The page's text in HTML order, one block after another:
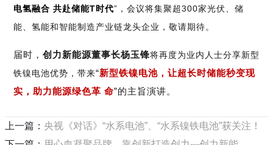
电氢融合 共赴储能T时代”，会议将集聚超300家光伏、储
能、氢能和智能制造产业链龙头企业，敬请期待。
届时， 创力新能源董事长杨玉锋将再度为业内人士分享新型
铁镍电池优势，带来“新型铁镍电池，让超长时储能秒变现
实，助力能源绿色革 命”的主旨演讲。
上一篇： 央视《对话》“水系电池”、“水系镍铁电池”获关注！